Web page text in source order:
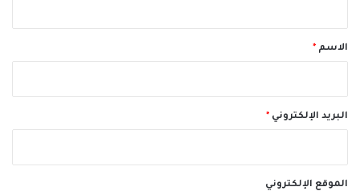
*الاسم *
البريد الإلكتروني *
الموقع الإلكتروني